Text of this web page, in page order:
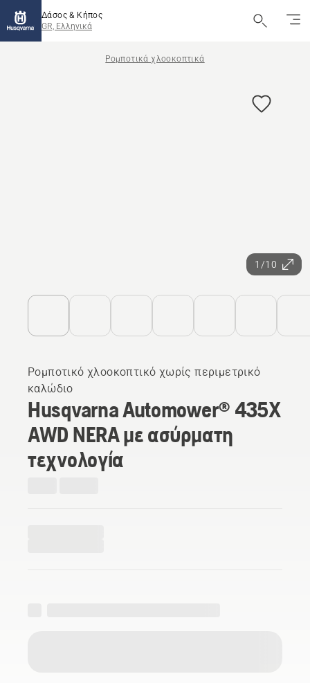
Δάσος & Κήπος
GR, Ελληνικά
Ρομποτικά χλοοκοπτικά
1/10
Ρομποτικό χλοοκοπτικό χωρίς περιμετρικό
καλώδιο
Husqvarna Automower® 435X
AWD NERA με ασύρματη
τεχνολογία